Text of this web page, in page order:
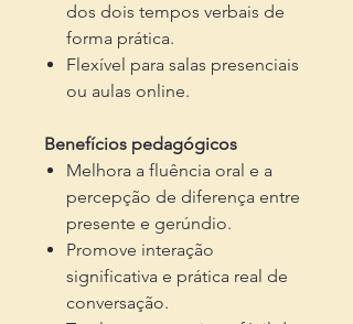
dos dois tempos verbais de
forma prática.
Flexível para salas presenciais
ou aulas online.
Benefícios pedagógicos
Melhora a fluência oral e a
percepção de diferença entre
presente e gerúndio.
Promove interação
significativa e prática real de
conversação.